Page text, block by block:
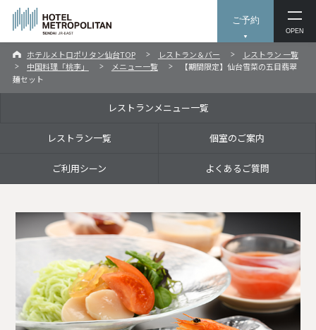
ご予約
OPEN
ホテルメトロポリタン仙台TOP レストラン＆バー
レストラン 一覧
中国料理「桃李」
メニュー一覧
【期間限定】仙台雪菜の五目翡翠
麺セット
レストランメニュー一覧
レストラン一覧 個室のご案内
ご利用シーン よくあるご質問